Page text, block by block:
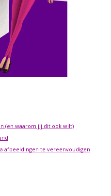
(en waarom jij dit ook wilt)
afbeeldingen te vereenvoudigen